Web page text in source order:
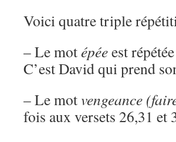
Voici quatre triple
– Le motépéeest
C’est David qui prend
– Le motvengeance
fois aux versets 26,31 et